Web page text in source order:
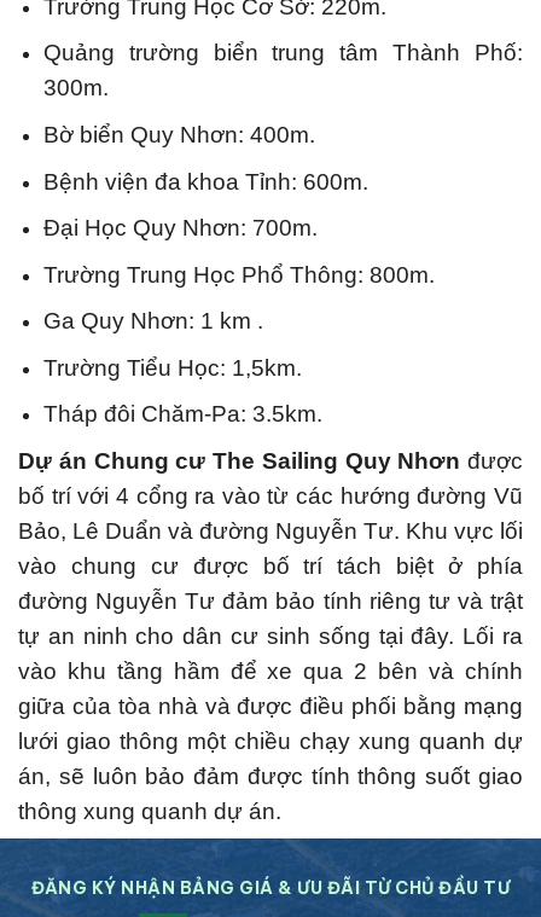
Trường Trung Học Cơ Sở: 220m.
Quảng trường biển trung tâm Thành Phố:
300m.
Bờ biển Quy Nhơn: 400m.
Bệnh viện đa khoa Tỉnh: 600m.
Đại Học Quy Nhơn: 700m.
Trường Trung Học Phổ Thông: 800m.
Ga Quy Nhơn: 1 km .
Trường Tiểu Học: 1,5km.
Tháp đôi Chăm-Pa: 3.5km.
Dự án Chung cư The Sailing Quy Nhơn được
bố trí với 4 cổng ra vào từ các hướng đường Vũ
Bảo, Lê Duẩn và đường Nguyễn Tư. Khu vực lối
vào chung cư được bố trí tách biệt ở phía
đường Nguyễn Tư đảm bảo tính riêng tư và trật
tự an ninh cho dân cư sinh sống tại đây. Lối ra
vào khu tầng hầm để xe qua 2 bên và chính
giữa của tòa nhà và được điều phối bằng mạng
lưới giao thông một chiều chạy xung quanh dự
án, sẽ luôn bảo đảm được tính thông suốt giao
thông xung quanh dự án.
ĐĂNG KÝ NHẬN BẢNG GIÁ & ƯU ĐÃI TỪ CHỦ ĐẦU TƯ